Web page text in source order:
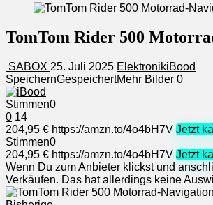
TomTom Rider 500
SABOX 25. Juli 2025 ElektronikiBood
SpeichernGespeichertMehr Bilder 0
Stimmen0
0 14
204,95 € https://amzn.to/4o4bH7V Jetzt
Stimmen0
204,95 € https://amzn.to/4o4bH7V Jetzt
Wenn Du zum Anbieter klickst und
Verkäufen. Das hat allerdings keine